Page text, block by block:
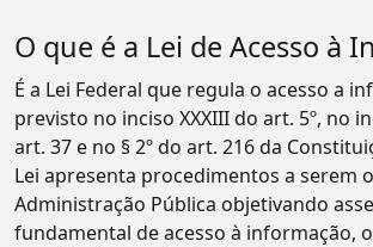
O que é a Lei de Acesso à
É a Lei Federal que regula o acesso a
previsto no inciso XXXIII do art. 5º, no
art. 37 e no § 2º do art. 216 da
Lei apresenta procedimentos a serem
Administração Pública objetivando
fundamental de acesso à informação,